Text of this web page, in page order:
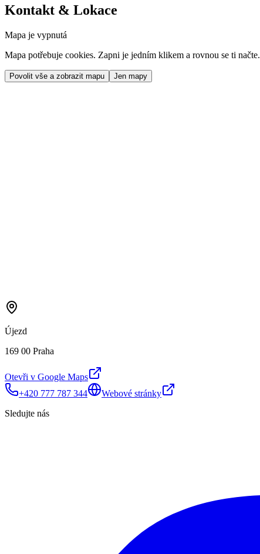
Kontakt & Lokace
Mapa je vypnutá
Mapa potřebuje cookies. Zapni je jedním klikem a rovnou se ti načte.
Povolit vše a zobrazit mapu Jen mapy
Újezd
169 00 Praha
Otevři v Google Maps
+420 777 787 344
Webové stránky
Sledujte nás